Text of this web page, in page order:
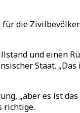
die
und einen
Staat. „Das
„aber es ist das
richtige.